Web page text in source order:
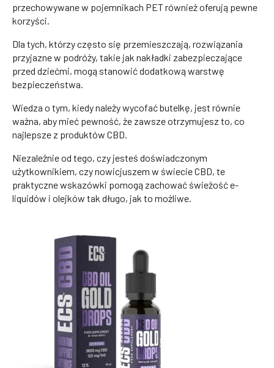
przechowywane w pojemnikach PET również oferują pewne
korzyści.
Dla tych, którzy często się przemieszczają, rozwiązania
przyjazne w podróży, takie jak nakładki zabezpieczające
przed dziećmi, mogą stanowić dodatkową warstwę
bezpieczeństwa.
Wiedza o tym, kiedy należy wycofać butelkę, jest równie
ważna, aby mieć pewność, że zawsze otrzymujesz to, co
najlepsze z produktów CBD.
Niezależnie od tego, czy jesteś doświadczonym
użytkownikiem, czy nowicjuszem w świecie CBD, te
praktyczne wskazówki pomogą zachować świeżość e-
liquidów i olejków tak długo, jak to możliwe.